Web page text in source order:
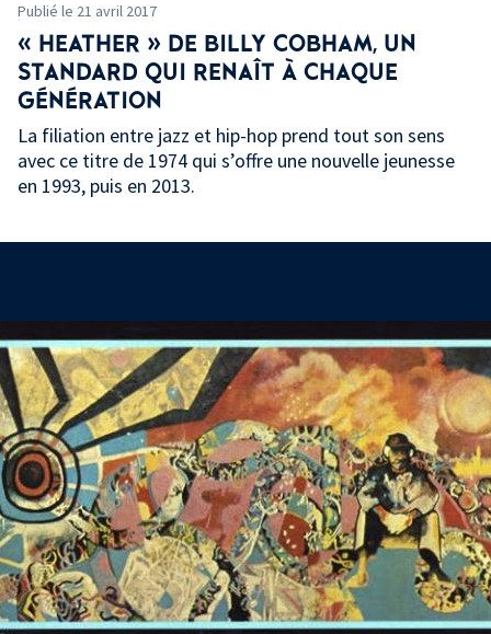
Publié le 21 avril 2017
« HEATHER » DE BILLY COBHAM, UN
STANDARD QUI RENAÎT À CHAQUE
GÉNÉRATION
La filiation entre jazz et hip-hop prend tout son sens
avec ce titre de 1974 qui s’offre une nouvelle jeunesse
en 1993, puis en 2013.